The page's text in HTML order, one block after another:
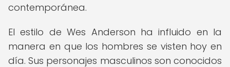
contemporánea.
El estilo de Wes Anderson ha influido en la
manera en que los hombres se visten hoy en
día. Sus personajes masculinos son conocidos